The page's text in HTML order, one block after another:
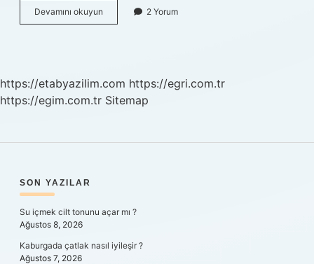
Devamını okuyun Epistemolojik
Inanç
2 Yorum
https://etabyazilim.com https://egri.com.tr
https://egim.com.tr Sitemap
SIDEBAR
SON YAZILAR
Su içmek cilt tonunu açar mı ?
Ağustos 8, 2026
Kaburgada çatlak nasıl iyileşir ?
Ağustos 7, 2026